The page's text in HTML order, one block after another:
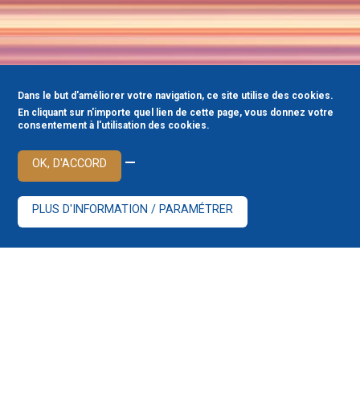
Dans le but d'améliorer votre navigation, ce site utilise des cookies.
En cliquant sur n'importe quel lien de cette page, vous donnez votre
consentement à l'utilisation des cookies.
OK, D'ACCORD —
PLUS D'INFORMATION / PARAMÉTRER